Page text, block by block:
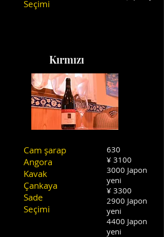
Seçimi
Kırmızı
Cam şarap
Angora
Kavak
Çankaya
Sade
Seçimi
630
¥ 3100
3000 Japon
yeni
¥ 3300
2900 Japon
yeni
4400 Japon
yeni